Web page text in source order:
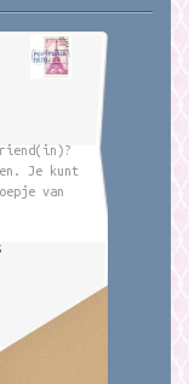
Je kunt
van